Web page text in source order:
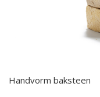
Handvorm baksteen